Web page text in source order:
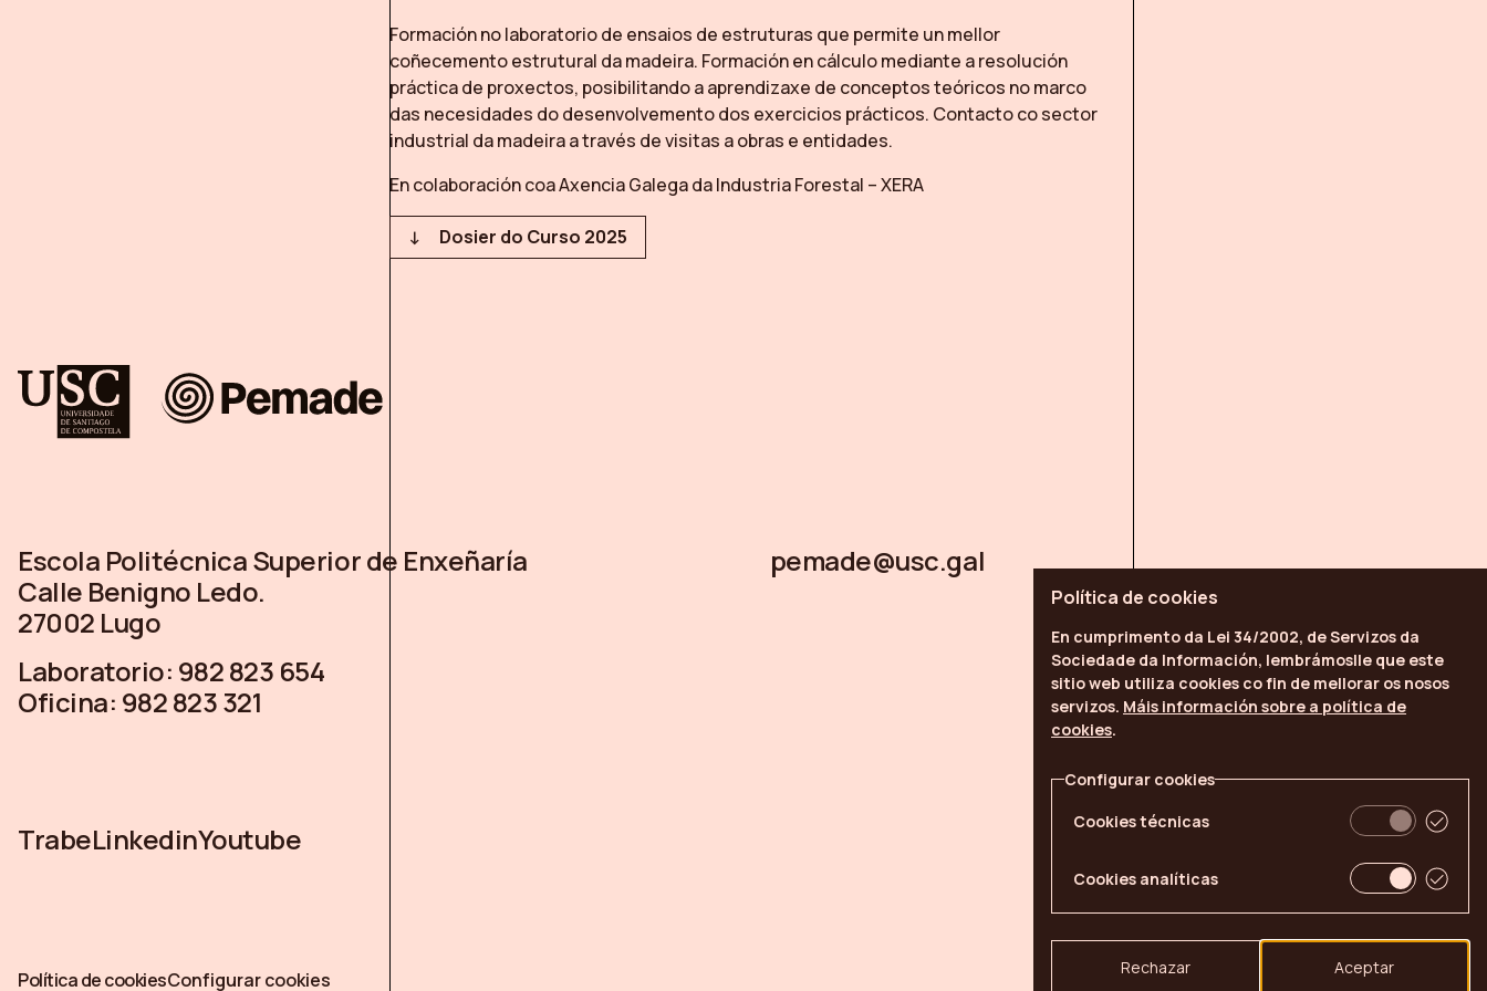
Formación no laboratorio de ensaios de estruturas que permite un mellor
coñecemento estrutural da madeira. Formación en cálculo mediante a resolución
práctica de proxectos, posibilitando a aprendizaxe de conceptos teóricos no marco
das necesidades do desenvolvemento dos exercicios prácticos. Contacto co sector
industrial da madeira a través de visitas a obras e entidades.
En colaboración coa Axencia Galega da Industria Forestal – XERA
Dosier do Curso 2025
Escola Politécnica Superior de Enxeñaría
Calle Benigno Ledo.
27002 Lugo
pemade@usc.gal
Laboratorio: 982 823 654
Oficina: 982 823 321
TrabeLinkedinYoutube
Política de cookiesConfigurar cookies pemade.com © 2026
Política de cookies
En cumprimento da Lei 34/2002, de Servizos da
Sociedade da Información, lembrámoslle que este
sitio web utiliza cookies co fin de mellorar os nosos
servizos. Máis información sobre a política de
cookies.
Configurar cookies
Cookies técnicas
Cookies analíticas
Rechazar Aceptar